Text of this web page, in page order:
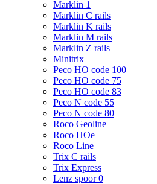
Marklin 1
Marklin C rails
Marklin K rails
Marklin M rails
Marklin Z rails
Minitrix
Peco HO code 100
Peco HO code 75
Peco HO code 83
Peco N code 55
Peco N code 80
Roco Geoline
Roco HOe
Roco Line
Trix C rails
Trix Express
Lenz spoor 0